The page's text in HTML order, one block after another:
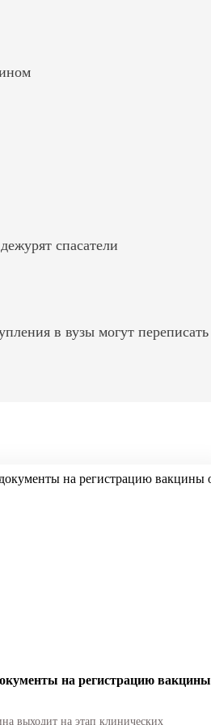
спасатели
в вузы могут переписать
на регистрацию вакцины
выходит на этап клинических